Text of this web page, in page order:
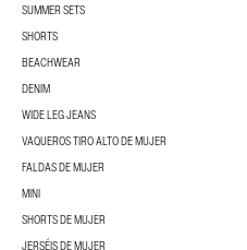
SUMMER SETS
SHORTS
BEACHWEAR
DENIM
WIDE LEG JEANS
VAQUEROS TIRO ALTO DE MUJER
FALDAS DE MUJER
MINI
SHORTS DE MUJER
JERSÉIS DE MUJER